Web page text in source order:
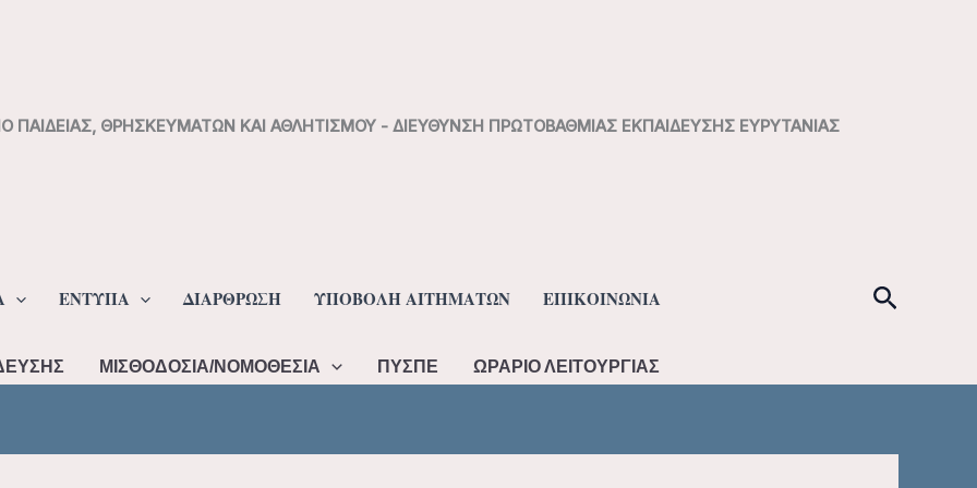
ΠΑΙΔΕΙΑΣ, ΘΡΗΣΚΕΥΜΑΤΩΝ ΚΑΙ ΑΘΛΗΤΙΣΜΟΥ - ΔΙΕΥΘΥΝΣΗ ΠΡΩΤΟΒΑΘΜΙΑΣ ΕΚΠΑΙΔΕΥΣΗΣ ΕΥΡΥΤΑΝΙΑΣ
ΕΝΤΥΠΑ ΔΙΑΡΘΡΩΣΗ ΥΠΟΒΟΛΗ ΑΙΤΗΜΑΤΩΝ ΕΠΙΚΟΙΝΩΝΙΑ
ΜΙΣΘΟΔΟΣΙΑ/ΝΟΜΟΘΕΣΙΑ ΠΥΣΠΕ ΩΡΑΡΙΟ ΛΕΙΤΟΥΡΓΙΑΣ